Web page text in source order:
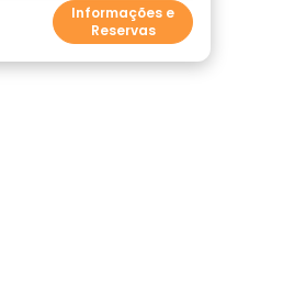
Informações e
Reservas